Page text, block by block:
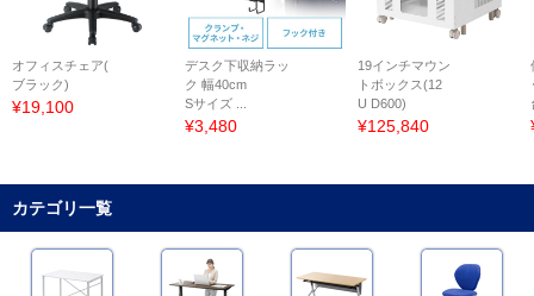
オフィスチェア(
ブラック)
¥19,100
デスク下収納ラッ
ク 幅40cm
Sサイズ ...
¥3,480
19インチマウン
トボックス(12
U D600)
¥125,840
カテゴリ一覧